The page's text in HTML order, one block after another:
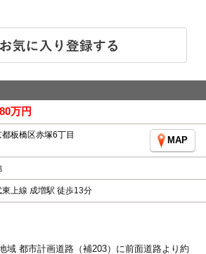
万円
都板橋区赤塚6丁目
MAP
東上線 成増駅 徒歩13分
域 都市計画道路（補203）に前面道路より約